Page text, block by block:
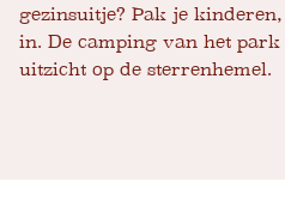
gezinsuitje? Pak je kinderen,
in. De camping van het park
uitzicht op de sterrenhemel.